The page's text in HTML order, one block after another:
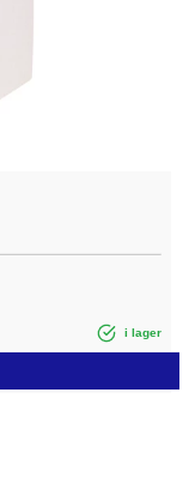
i lager